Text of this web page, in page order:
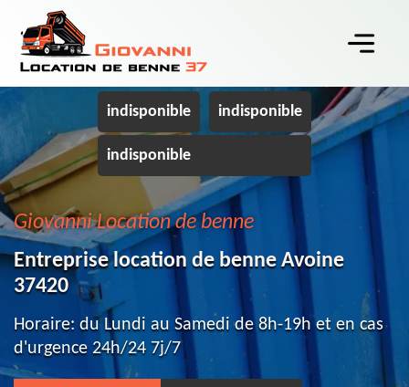
indisponible indisponible
indisponible
Giovanni Location de benne
Entreprise location de benne Avoine
37420
Horaire: du Lundi au Samedi de 8h-19h et en cas
d'urgence 24h/24 7j/7